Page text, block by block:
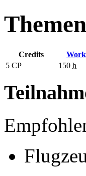
Credits
5 CP 150 h